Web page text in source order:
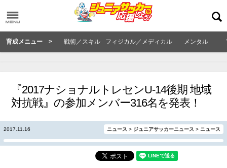
育成メニュー > 戦術／スキル フィジカル／メディカル メンタル
『2017ナショナルトレセンU-14後期 地域
対抗戦』の参加メンバー316名を発表！
2017.11.16 ニュース > ジュニアサッカーニュース > ニュース